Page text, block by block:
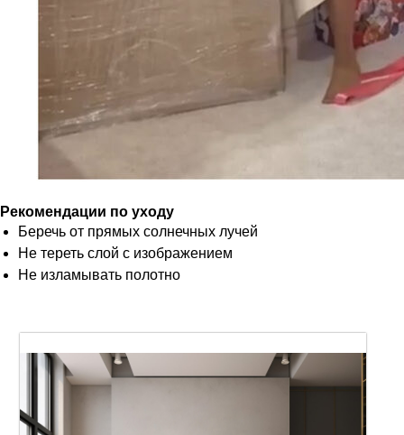
Рекомендации по уходу
Беречь от прямых солнечных лучей
Не тереть слой с изображением
Не изламывать полотно